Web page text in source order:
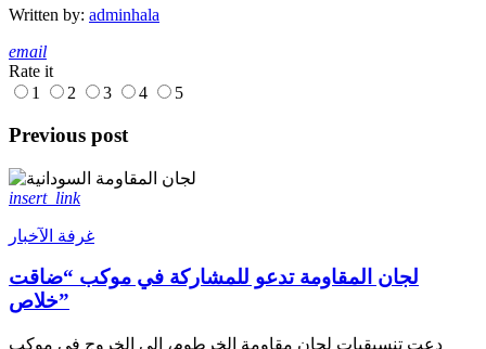
Written by: adminhala
email
Rate it
1
2 3 4 5
Previous post
insert_link
غرفة الآخبار
لجان المقاومة تدعو للمشاركة في موكب “ضاقت
خلاص”
دعت تنسيقيات لجان مقاومة الخرطوم، إلى الخروج في موكبٍ